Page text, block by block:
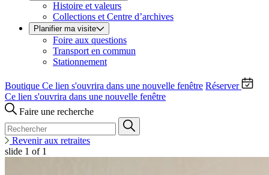
Histoire et valeurs
Collections et Centre d’archives
Planifier ma visite
Foire aux questions
Transport en commun
Stationnement
Boutique Ce lien s'ouvrira dans une nouvelle fenêtre Réserver
Ce lien s'ouvrira dans une nouvelle fenêtre
Faire une recherche
Revenir aux retraites
slide 1 of 1